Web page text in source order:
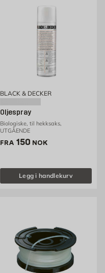
BLACK & DECKER
Oljespray
Biologiske, til hekksaks,
UTGÅENDE
FRA Pris 150 NOK /stk
150 NOK
Legg i handlekurv